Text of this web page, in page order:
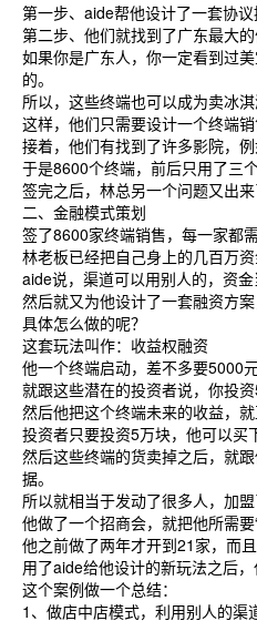
第一步、aide帮他设计了一套协
第二步、他们就找到了广东最大
如果你是广东人，你一定看到过
的。
所以，这些终端也可以成为卖冰淇
这样，他们只需要设计一个终端
接着，他们有找到了许多影院，
于是8600个终端，前后只用了三
签完之后，林总另一个问题又出来
二、金融模式策划
签了8600家终端销售，每一家都
林老板已经把自己身上的几百万
aide说，渠道可以用别人的，资金
然后就又为他设计了一套融资方
具体怎么做的呢？
这套玩法叫作：收益权融资
他一个终端启动，差不多要5000
就跟这些潜在的投资者说，你投
然后他把这个终端未来的收益，
投资者只要投资5万块，他可以买
然后这些终端的货卖掉之后，就
据。
所以就相当于发动了很多人，加
他做了一个招商会，就把他所需
他之前做了两年才开到21家，而
用了aide给他设计的新玩法之后
这个案例做一个总结：
1、做店中店模式，利用别人的渠